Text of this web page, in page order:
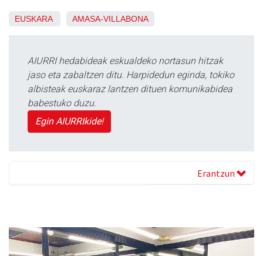
EUSKARA AMASA-VILLABONA
AIURRI hedabideak eskualdeko nortasun hitzak
jaso eta zabaltzen ditu. Harpidedun eginda, tokiko
albisteak euskaraz lantzen dituen komunikabidea
babestuko duzu.
Egin AIURRIkide!
Erantzun